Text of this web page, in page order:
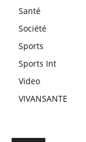
Santé
Société
Sports
Sports Int
Video
VIVANSANTE